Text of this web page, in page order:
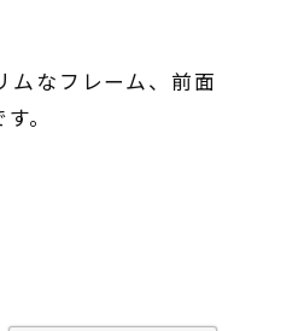
ムなフレーム、前面
。